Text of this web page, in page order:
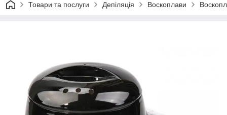
Товари та послуги Депіляція Воскоплави